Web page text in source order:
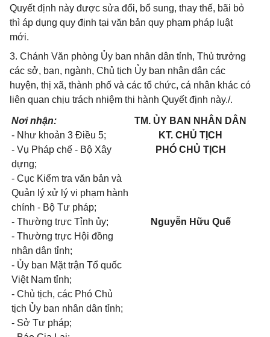
Quyết định này được sửa đổi, bổ sung, thay thế, bãi bỏ
thì áp dụng quy định tại văn bản quy phạm pháp luật
mới.
3. Chánh Văn phòng Ủy ban nhân dân tỉnh, Thủ trưởng
các sở, ban, ngành, Chủ tịch Ủy ban nhân dân các
huyện, thị xã, thành phố và các tổ chức, cá nhân khác có
liên quan chịu trách nhiệm thi hành Quyết định này./.
Nơi nhận:
- Như khoản 3 Điều 5;
- Vụ Pháp chế - Bộ Xây
dựng;
- Cục Kiểm tra văn bản và
Quản lý xử lý vi phạm hành
chính - Bộ Tư pháp;
- Thường trực Tỉnh ủy;
- Thường trực Hội đồng
nhân dân tỉnh;
- Ủy ban Mặt trận Tổ quốc
Việt Nam tỉnh;
- Chủ tịch, các Phó Chủ
tịch Ủy ban nhân dân tỉnh;
- Sở Tư pháp;
TM. ỦY BAN NHÂN DÂN
KT. CHỦ TỊCH
PHÓ CHỦ TỊCH
Nguyễn Hữu Quế